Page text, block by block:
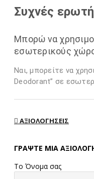
Συχνές
Μπορώ να
εσωτερικούς
Ναι, μπορείτε να
Deodorant” σε
ΑΞΙΟΛΟΓΉΣΕΙΣ
ΓΡΆΨΤΕ ΜΙΑ
Το Όνομα σας